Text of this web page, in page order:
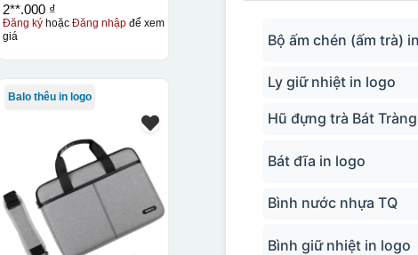
2**.000 ₫
Đăng ký hoặcĐăng nhập để xem
giá
Balo thêu in logo
Ly giữ nhiệt in logo
Hũ đựng trà Bát Tràng
Bát đĩa in logo
Bình nước nhựa TQ
Bình giữ nhiệt in logo